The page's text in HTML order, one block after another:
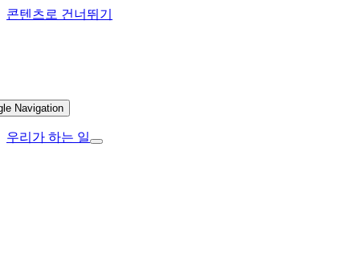
콘텐츠로 건너뛰기
Navigation
우리가 하는 일